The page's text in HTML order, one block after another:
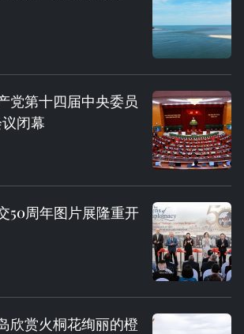
党第十四届中央委员
闭幕
50周年图片展隆重开
欣赏火桐花绚丽的橙